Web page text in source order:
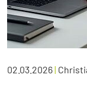
02.03.2026|